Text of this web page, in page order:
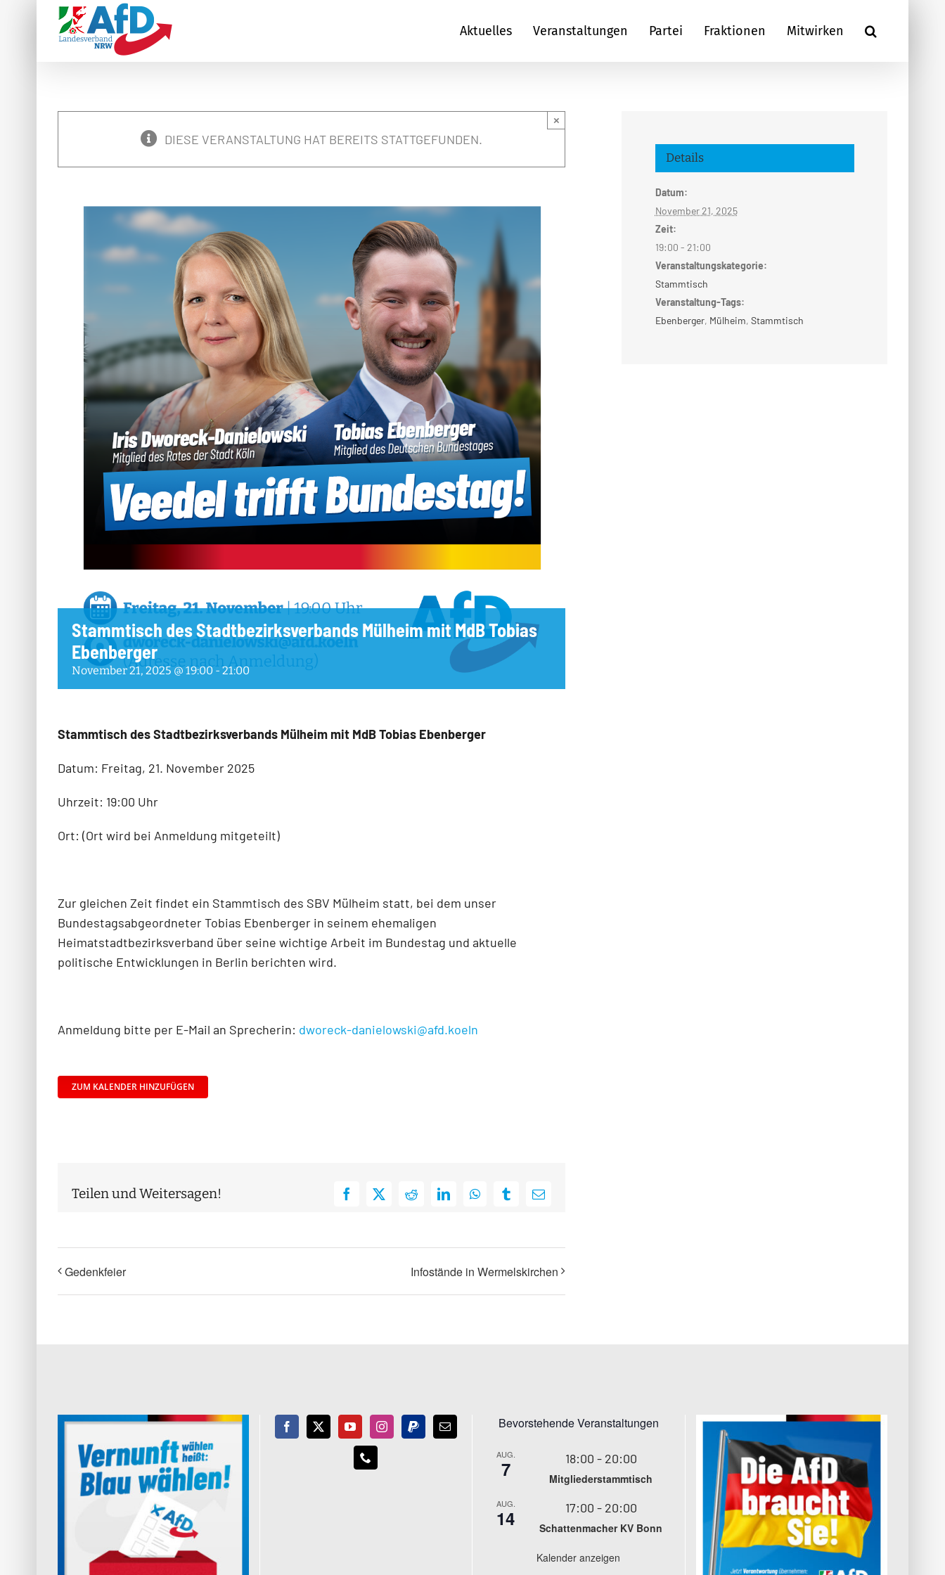
Aktuelles Veranstaltungen Partei Fraktionen Mitwirken
DIESE VERANSTALTUNG HAT BEREITS STATTGEFUNDEN.
×
Stammtisch des Stadtbezirksverbands Mülheim mit MdB Tobias
Ebenberger
November 21, 2025 @ 19:00 -21:00
Stammtisch des Stadtbezirksverbands Mülheim mit MdB Tobias Ebenberger
Datum: Freitag, 21. November 2025
Uhrzeit: 19:00 Uhr
Ort: (Ort wird bei Anmeldung mitgeteilt)
Zur gleichen Zeit findet ein Stammtisch des SBV Mülheim statt, bei dem unser
Bundestagsabgeordneter Tobias Ebenberger in seinem ehemaligen
Heimatstadtbezirksverband über seine wichtige Arbeit im Bundestag und aktuelle
politische Entwicklungen in Berlin berichten wird.
Anmeldung bitte per E-Mail an Sprecherin: dworeck-danielowski@afd.koeln
ZUM KALENDER HINZUFÜGEN
Teilen und Weitersagen! Facebook
X RedditLinkedInWhatsAppTumblrE-
Gedenkfeier Infostände in Wermelskirchen
Details
Datum:
November 21, 2025
Zeit:
19:00 - 21:00
Veranstaltungskategorie:
Stammtisch
Veranstaltung-Tags:
Ebenberger, Mülheim, Stammtisch
Bevorstehende Veranstaltungen
AUG.
7 18:00 - 20:00
Mitgliederstammtisch
AUG.
14 17:00 - 20:00
Schattenmacher KV Bonn
Kalender anzeigen